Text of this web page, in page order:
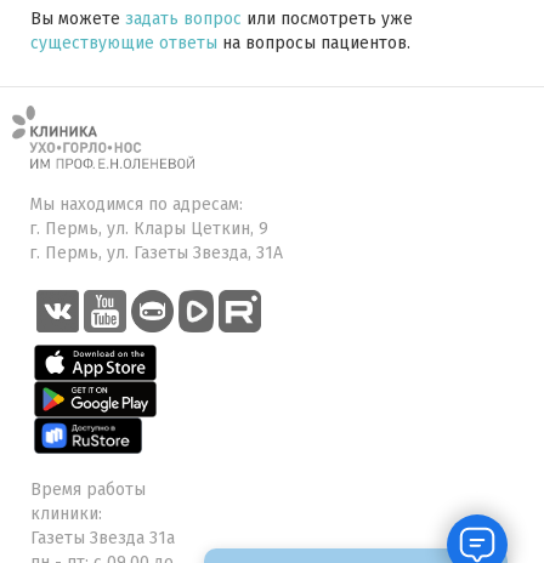
Вы можете задать вопрос или посмотреть уже
существующие ответы на вопросы пациентов.
Мы находимся по адресам:
г. Пермь, ул. Клары Цеткин, 9
г. Пермь, ул. Газеты Звезда, 31А
Время работы
клиники:
Газеты Звезда 31а